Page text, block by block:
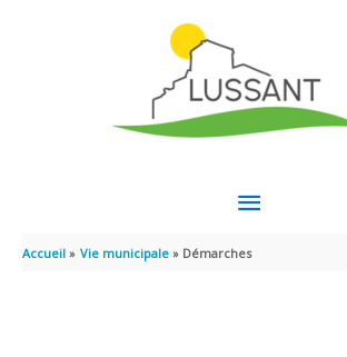
MENU
PRINCIPAL
Accueil Vie municipale Démarches